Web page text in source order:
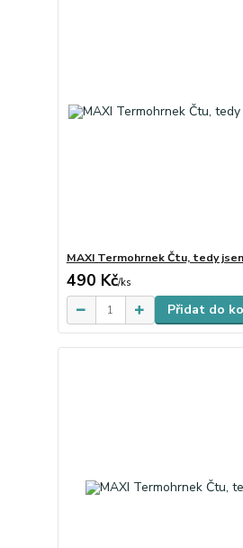
MAXI Termohrnek Čtu, tedy
490 Kč/ks
Přidat do